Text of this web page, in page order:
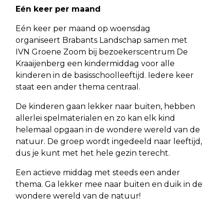
Eén keer per maand
Eén keer per maand op woensdag
organiseert Brabants Landschap samen met
IVN Groene Zoom bij bezoekerscentrum De
Kraaijenberg een kindermiddag voor alle
kinderen in de basisschoolleeftijd. Iedere keer
staat een ander thema centraal.
De kinderen gaan lekker naar buiten, hebben
allerlei spelmaterialen en zo kan elk kind
helemaal opgaan in de wondere wereld van de
natuur. De groep wordt ingedeeld naar leeftijd,
dus je kunt met het hele gezin terecht.
Een actieve middag met steeds een ander
thema. Ga lekker mee naar buiten en duik in de
wondere wereld van de natuur!